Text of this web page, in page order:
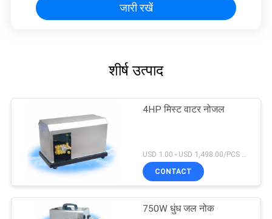
जारी रखें
शीर्ष उत्पाद
4HP मिस्ट वाटर नोजल
CONTACT
750W धुंध जल नोक